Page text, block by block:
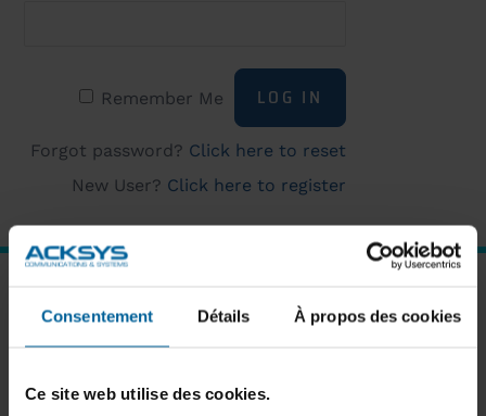
Consentement Détails À propos des cookies
Ce site web utilise des cookies.
Remember Me
Forgot password? Click here to reset
New User? Click here to register